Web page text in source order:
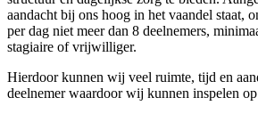
aandacht bij ons hoog in het vaandel staat,
per dag niet meer dan 8 deelnemers,
stagiaire of vrijwilliger.
Hierdoor kunnen wij veel ruimte, tijd en
deelnemer waardoor wij kunnen inspelen